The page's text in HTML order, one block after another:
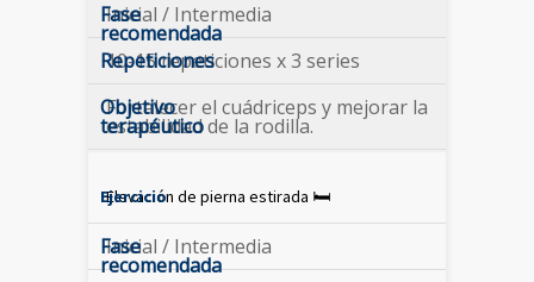
Inicial / Intermedia
10-15 repeticiones x 3 series
Fortalecer el cuádriceps y mejorar la
estabilidad de la rodilla.
Elevación de pierna estirada 🛏️
Inicial / Intermedia